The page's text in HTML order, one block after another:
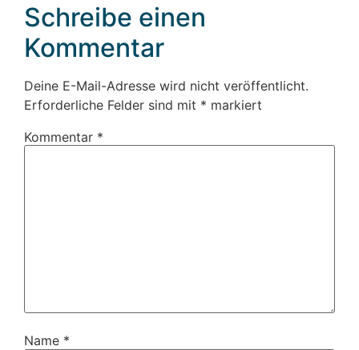
Schreibe einen
Kommentar
Deine E-Mail-Adresse wird nicht veröffentlicht.
Erforderliche Felder sind mit * markiert
Kommentar *
Name *